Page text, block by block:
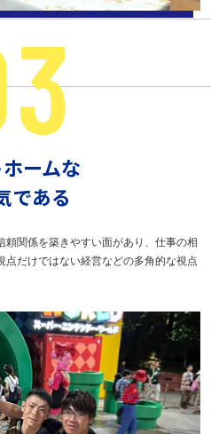
ームな
である
関係を築きやすい面があり、仕事の相
だけではない経営などの多角的な視点